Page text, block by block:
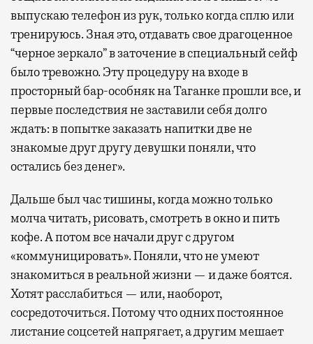
выпускаю телефон из рук, только когда сплю или
тренируюсь. Зная это, отдавать свое драгоценное
“черное зеркало” в заточение в специальный сейф
было тревожно. Эту процедуру на входе в
просторный бар-особняк на Таганке прошли все, и
первые последствия не заставили себя долго
ждать: в попытке заказать напитки две не
знакомые друг другу девушки поняли, что
остались без денег».
Дальше был час тишины, когда можно только
молча читать, рисовать, смотреть в окно и пить
кофе. А потом все начали друг с другом
«коммуницировать». Поняли, что не умеют
знакомиться в реальной жизни — и даже боятся.
Хотят расслабиться — или, наоборот,
сосредоточиться. Потому что одних постоянное
листание соцсетей напрягает, а другим мешает